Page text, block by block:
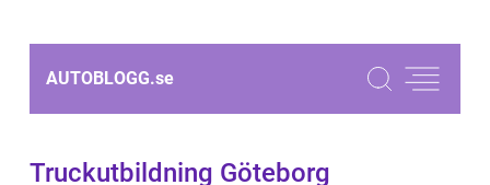
AUTOBLOGG.se
Truckutbildning Göteborg